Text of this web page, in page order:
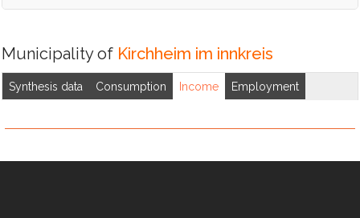
Municipality of Kirchheim im innkreis
Synthesis data Consumption Income Employment